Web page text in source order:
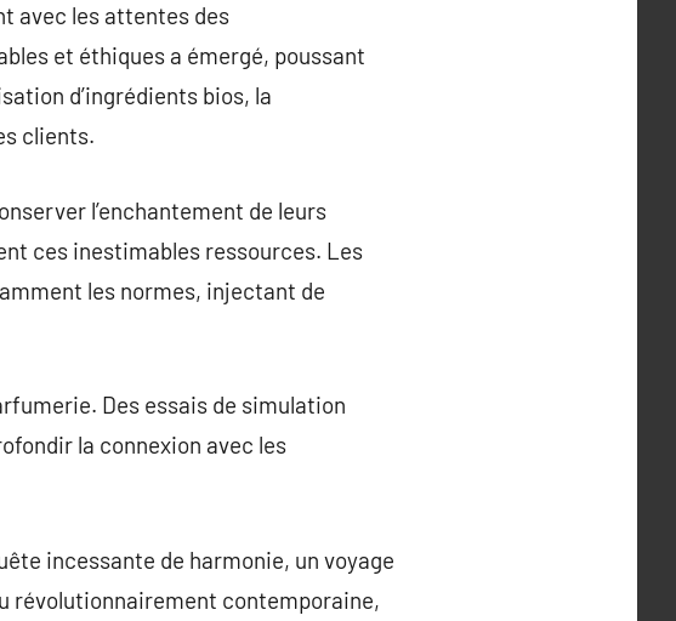
avec les attentes des
et éthiques a émergé, poussant
d’ingrédients bios, la
clients.
l’enchantement de leurs
ces inestimables ressources. Les
les normes, injectant de
Des essais de simulation
la connexion avec les
incessante de harmonie, un voyage
révolutionnairement contemporaine,